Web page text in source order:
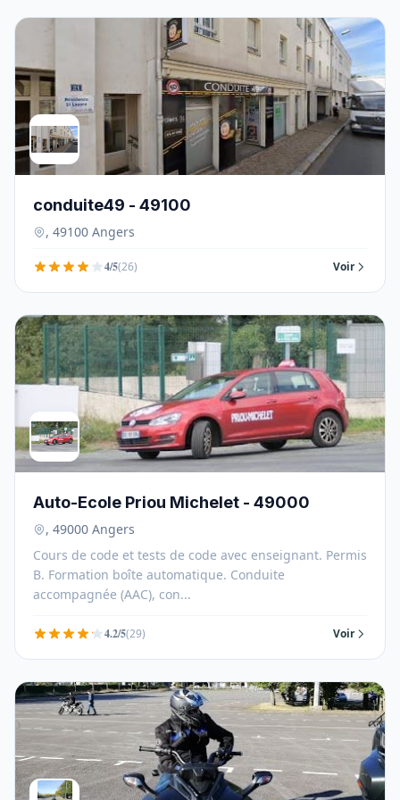
conduite49 - 49100
, 49100 Angers
4/5(26) Voir
Auto-Ecole Priou Michelet - 49000
, 49000 Angers
Cours de code et tests de code avec enseignant. Permis
B. Formation boîte automatique. Conduite
accompagnée (AAC), con...
4.2/5(29) Voir